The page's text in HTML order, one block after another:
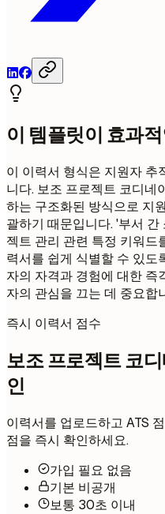
이 템플릿이 효과
이 이력서 형식은 지원자 추
니다. 보조 프로젝트 코디네
하는 구조화된 방식으로 지
괄하기 때문입니다. '부서
젝트 관리 관련 특정 키워드
력서를 쉽게 식별할 수 있도
자의 자격과 경험에 대한 즉
자의 관심을 끄는 데 중요합
즉시 이력서 점수
보조 프로젝트 코
인
이력서를 업로드하고 ATS
점을 즉시 확인하세요.
가입 필요 없음
기본 비공개
보통 30초 이내